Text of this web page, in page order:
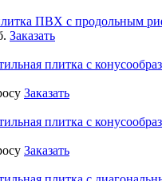
ПВХ с продольным
Заказать
плитка с
Заказать
плитка с
Заказать